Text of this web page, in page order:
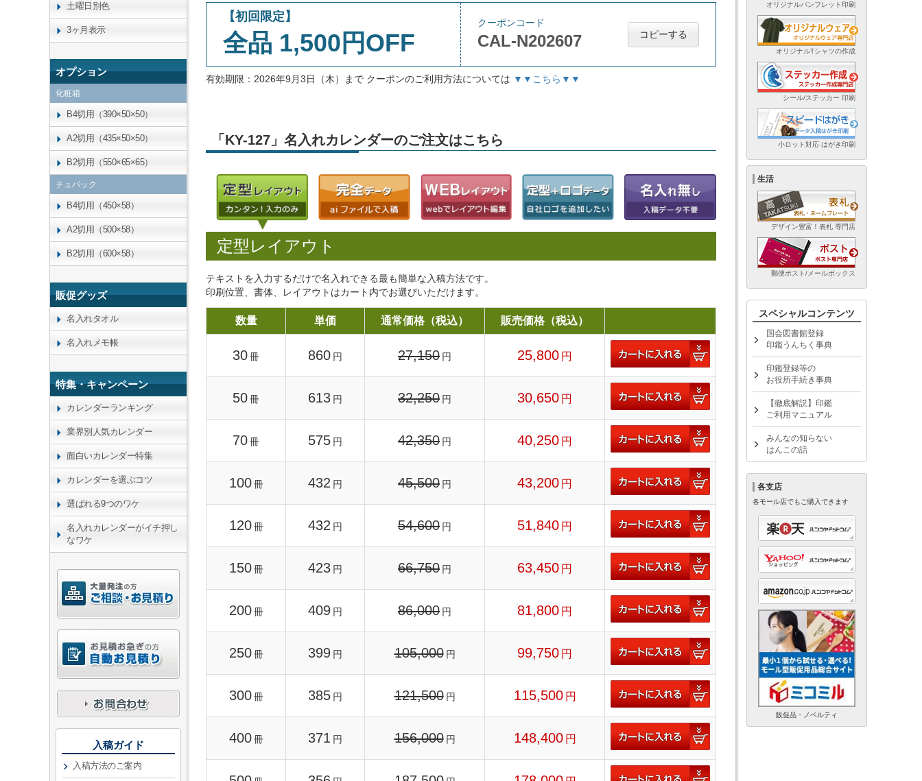
【初回限定】
全品 1,500円OFF
クーポンコード
CAL-N202607 コピーする
有効期限：2026年9月3日（木）まで クーポンのご利用方法については ▼▼こちら▼▼
「KY-127」名入れカレンダーのご注文はこちら
定型レイアウト
テキストを入力するだけで名入れできる最も簡単な入稿方法です。
印刷位置、書体、レイアウトはカート内でお選びいただけます。
数量 単価 通常価格（税込） 販売価格（税込）
30冊 860 円 27,150 円 25,800 円
50冊 613 円 32,250 円 30,650 円
70冊 575 円 42,350 円 40,250 円
100 冊 432 円 45,500 円 43,200 円
120 冊 432 円 54,600 円 51,840 円
150 冊 423 円 66,750 円 63,450 円
200 冊 409 円 86,000 円 81,800 円
250 冊 399 円 105,000 円 99,750 円
300 冊 385 円 121,500 円 115,500 円
400 冊 371 円 156,000 円 148,400 円
土曜日別色
3ヶ月表示
オプション
化粧箱
B4切用（390×50×50）
A2切用（435×50×50）
B2切用（550×65×65）
チュパック
B4切用（450×58）
A2切用（500×58）
B2切用（600×58）
販促グッズ
名入れタオル
名入れメモ帳
特集・キャンペーン
カレンダーランキング
業界別人気カレンダー
面白いカレンダー特集
カレンダーを選ぶコツ
選ばれる9つのワケ
名入れカレンダーがイチ押し
なワケ
入稿ガイド
入稿方法のご案内
オリジナルパンフレット印刷
オリジナルTシャツの作成
シール/ステッカー 印刷
小ロット対応 はがき印刷
生活
デザイン豊富！表札 専門店
郵便ポスト/メールボックス
スペシャルコンテンツ
国会図書館登録
印鑑うんちく事典
印鑑登録等の
お役所手続き事典
【徹底解説】印鑑
ご利用マニュアル
みんなの知らない
はんこの話
各支店
各モール店でもご購入できます
販促品・ノベルティ